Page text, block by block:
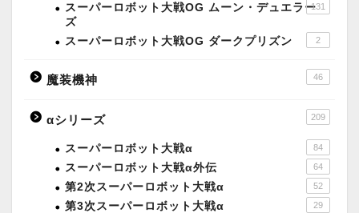
スーパーロボット大戦OG ムーン・デュエラー
ズ
131
スーパーロボット大戦OG ダークプリズン 2
魔装機神 46
αシリーズ 209
スーパーロボット大戦α 84
スーパーロボット大戦α外伝 64
第2次スーパーロボット大戦α 52
第3次スーパーロボット大戦α 29